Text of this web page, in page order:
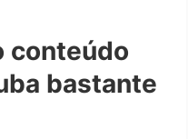
conteúdo
bastante